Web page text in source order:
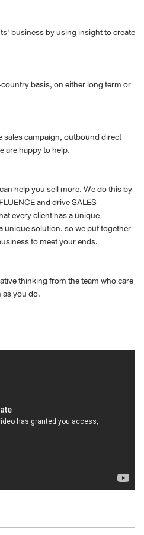
business by using insight to create
basis, on either long term or
sales campaign, outbound direct
are happy to help.
help you sell more. We do this by
and drive SALES
every client has a unique
solution, so we put together
to meet your ends.
thinking from the team who care
you do.